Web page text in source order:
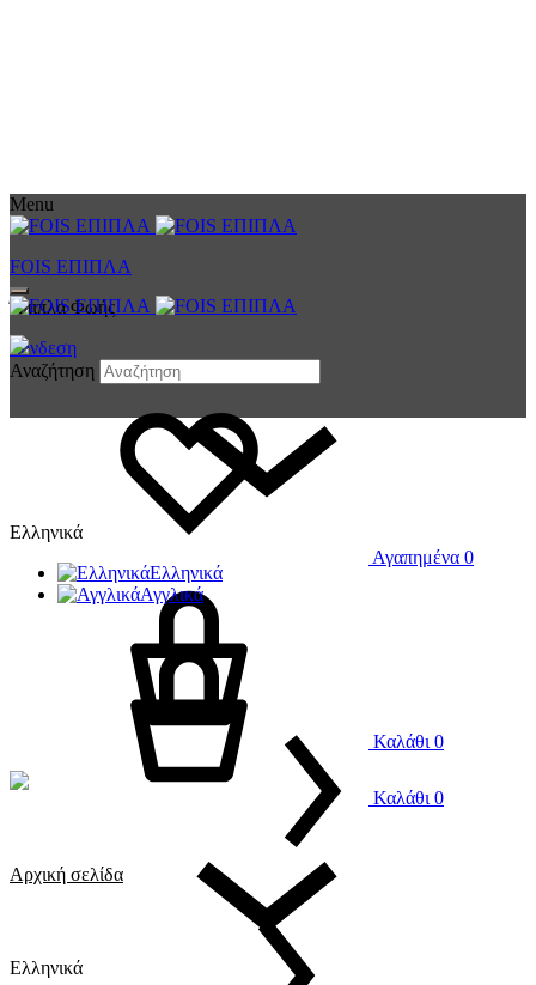
Menu
FOIS ΕΠΙΠΛΑ
Έπιπλα Φωής
Σύνδεση
Αναζήτηση
Αγαπημένα 0
Καλάθι 0
Ελληνικά
Ελληνικά
Ελληνικά
Αγγλικά
Καλάθι 0
Αρχική σελίδα